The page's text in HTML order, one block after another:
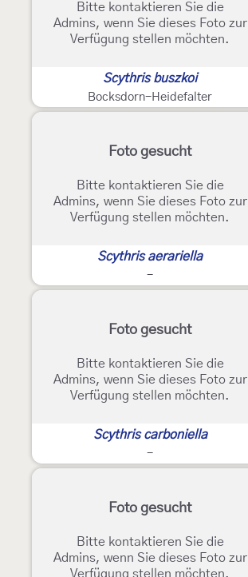
Bitte kontaktieren Sie die
Admins, wenn Sie dieses Foto zur
Verfügung stellen möchten.
Scythris buszkoi
Bocksdorn-Heidefalter
Foto gesucht
Bitte kontaktieren Sie die
Admins, wenn Sie dieses Foto zur
Verfügung stellen möchten.
Scythris aerariella
-
Foto gesucht
Bitte kontaktieren Sie die
Admins, wenn Sie dieses Foto zur
Verfügung stellen möchten.
Scythris carboniella
-
Foto gesucht
Bitte kontaktieren Sie die
Admins, wenn Sie dieses Foto zur
Verfügung stellen möchten.